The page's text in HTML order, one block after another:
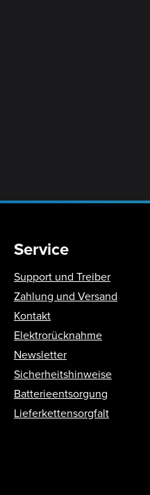
Service
Support und Treiber
Zahlung und Versand
Kontakt
Elektrorücknahme
Newsletter
Sicherheitshinweise
Batterieentsorgung
Lieferkettensorgfalt